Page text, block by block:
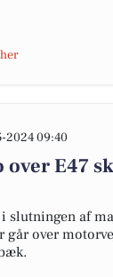
2024 09:40
E47
slutningen af
går over